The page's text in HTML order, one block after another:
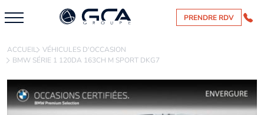
PRENDRE RDV
ACCUEIL VÉHICULES D'OCCASION
BMW SÉRIE 1 120DA 163CH M SPORT DKG7